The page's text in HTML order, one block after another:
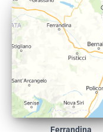
Ferrandina